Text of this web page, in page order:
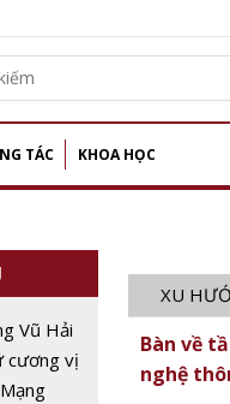
TÁC KHOA HỌC
Vũ Hải
cương vị
XU
Bàn về
nghệ